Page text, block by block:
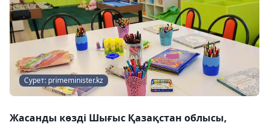
Сурет: primeminister.kz
Жасанды көзді Шығыс Қазақстан облысы,